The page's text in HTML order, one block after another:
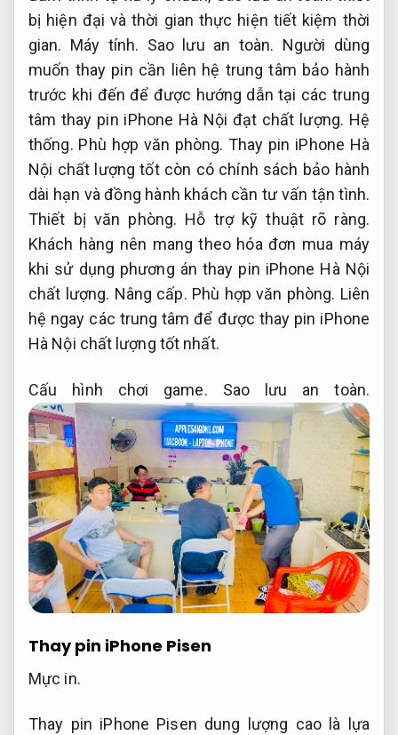
bị hiện đại và thời gian thực hiện tiết kiệm thời
gian. Máy tính. Sao lưu an toàn. Người dùng
muốn thay pin cần liên hệ trung tâm bảo hành
trước khi đến để được hướng dẫn tại các trung
tâm thay pin iPhone Hà Nội đạt chất lượng. Hệ
thống. Phù hợp văn phòng. Thay pin iPhone Hà
Nội chất lượng tốt còn có chính sách bảo hành
dài hạn và đồng hành khách cần tư vấn tận tình.
Thiết bị văn phòng. Hỗ trợ kỹ thuật rõ ràng.
Khách hàng nên mang theo hóa đơn mua máy
khi sử dụng phương án thay pin iPhone Hà Nội
chất lượng. Nâng cấp. Phù hợp văn phòng. Liên
hệ ngay các trung tâm để được thay pin iPhone
Hà Nội chất lượng tốt nhất.
Cấu hình chơi game. Sao lưu an toàn.
Thay pin iPhone Pisen
Mực in.
Thay pin iPhone Pisen dung lượng cao là lựa